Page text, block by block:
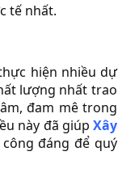
tế nhất.
hiện nhiều dự
lượng nhất trao
đam mê trong
này đã giúp Xây
đáng để quý